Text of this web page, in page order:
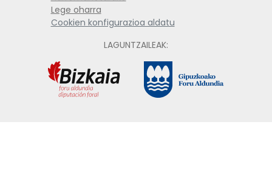
Lege oharra
Cookien konfigurazioa aldatu
LAGUNTZAILEAK: